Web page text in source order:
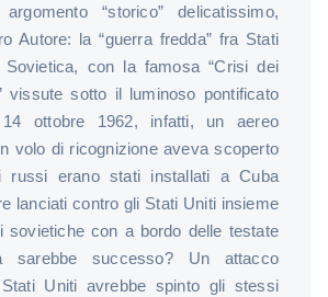
“storico” delicatissimo,
Autore: la “guerra fredda” fra Stati
con la famosa “Crisi dei
vissute sotto il luminoso pontificato
ottobre 1962, infatti, un aereo
volo di ricognizione aveva scoperto
russi erano stati installati a Cuba
lanciati contro gli Stati Uniti insieme
sovietiche con a bordo delle testate
sarebbe successo? Un attacco
Uniti avrebbe spinto gli stessi